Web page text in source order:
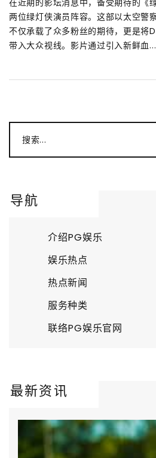
在近期的影坛消息中，备受期待的《
两位绿灯侠演员阵容。这部以太空警
不仅承载了众多粉丝的期待，更是将
带入大众视线。影片通过引入新鲜血...
搜索...
导航
介绍PG娱乐
娱乐热点
热点新闻
服务种类
联络PG娱乐官网
最新资讯